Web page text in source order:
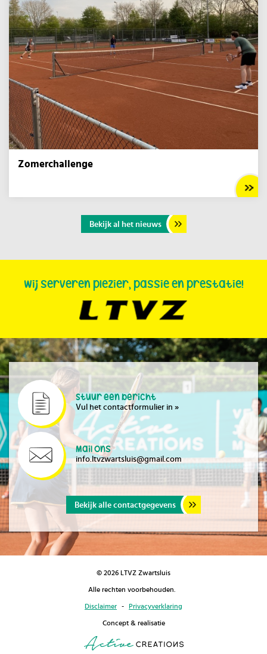
Zomerchallenge
Bekijk al het nieuws
Wij serveren plezier, passie en prestatie!
Stuur een bericht
Vul het contactformulier in »
Mail ons
info.ltvzwartsluis@gmail.com
Bekijk alle contactgegevens
© 2026 LTVZ Zwartsluis
Alle rechten voorbehouden.
Disclaimer - Privacyverklaring
Concept & realisatie